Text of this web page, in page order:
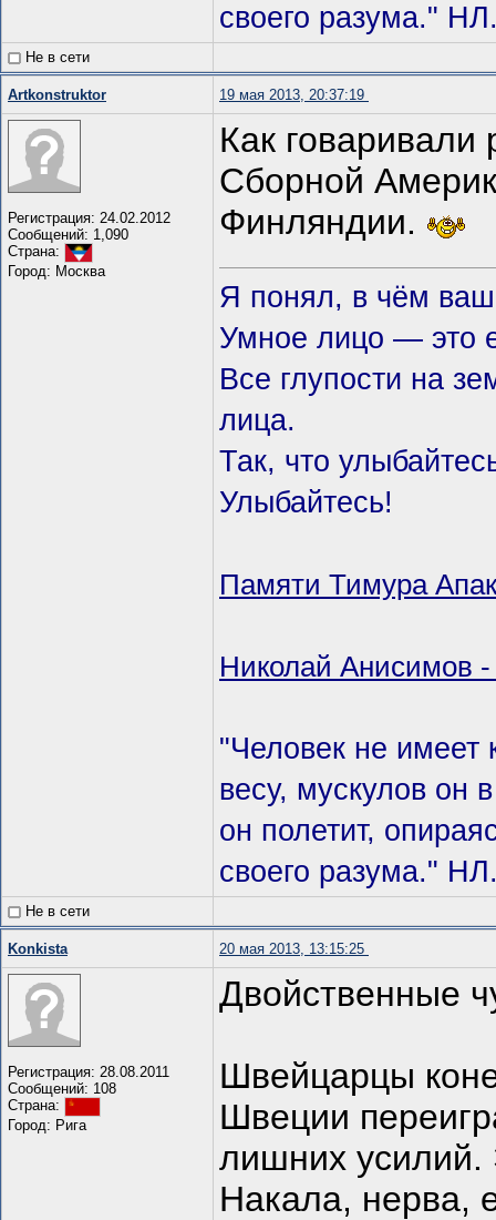
своего разума."
Не в сети
Artkonstruktor 19 мая 2013, 20:37:19
Регистрация: 24.02.2012
Сообщений: 1,090
Страна:
Город: Москва
Как
Сборной
Финляндии.
Я понял, в чём
Умное лицо — это
Все глупости на
лица.
Так, что
Улыбайтесь!
Памяти Тимура
Николай Анисимов -
"Человек не имеет
весу, мускулов он
он полетит,
своего разума."
Не в сети
Konkista 20 мая 2013, 13:15:25
Регистрация: 28.08.2011
Сообщений: 108
Страна:
Город: Рига
Двойственные
Швейцарцы
Швеции
лишних усилий.
Накала, нерва,